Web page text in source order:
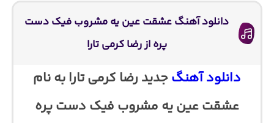
دانلود آهنگ عشقت عین یه مشروب فیک دست
پره از رضا کرمی تارا
دانلود آهنگجدید رضا کرمی تارا به نام
عشقت عین یه مشروب فیک دست پره